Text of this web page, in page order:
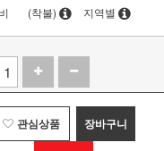
(착불) 지역별
관심상품 장바구니